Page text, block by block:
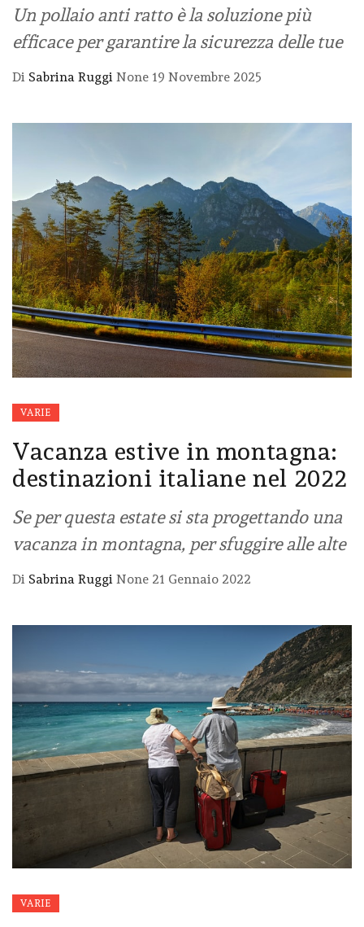
Un pollaio anti ratto è la soluzione più
efficace per garantire la sicurezza delle tue
Di Sabrina Ruggi None 19 Novembre 2025
VARIE
Vacanza estive in montagna:
destinazioni italiane nel 2022
Se per questa estate si sta progettando una
vacanza in montagna, per sfuggire alle alte
Di Sabrina Ruggi None 21 Gennaio 2022
VARIE